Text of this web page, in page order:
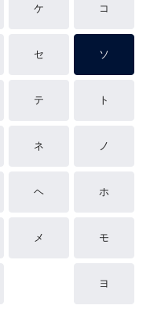
ケ コ
セ ソ
テ ト
ネ ノ
ヘ ホ
メ モ
ヨ